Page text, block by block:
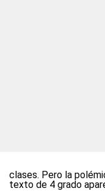
clases. Pero la
texto de 4 grado